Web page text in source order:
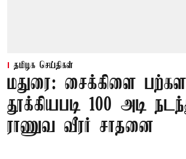
தமிழக செய்திகள்
மதுரை: சைக்கிளை
தூக்கியபடி 100 அடி
ராணுவ வீரர் சாதனை